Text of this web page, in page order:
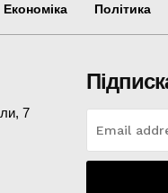
Економіка Політика
7